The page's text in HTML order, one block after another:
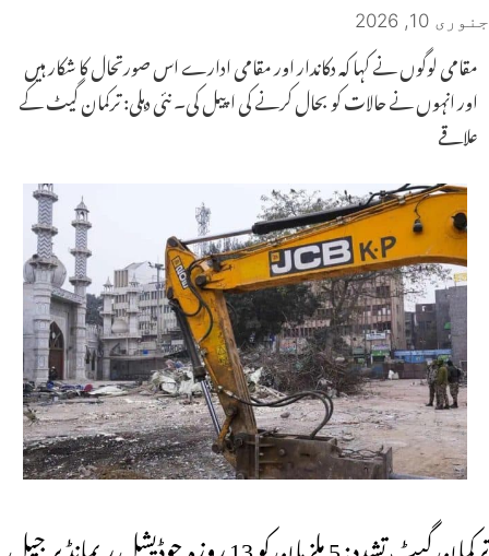
جنوری 10, 2026
مقامی لوگوں نے کہا کہ دکاندار اور مقامی ادارے اس صورتحال کا شکار ہیں
اور انہوں نے حالات کو بحال کرنے کی اپیل کی۔ نئی دہلی: ترکمان گیٹ کے
علاقے